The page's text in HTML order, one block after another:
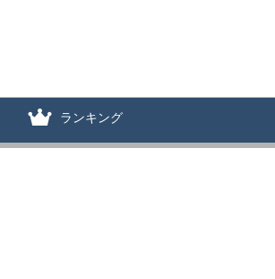
ランキング